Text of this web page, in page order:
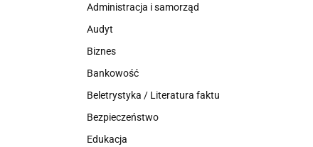
Administracja i samorząd
Audyt
Biznes
Bankowość
Beletrystyka / Literatura faktu
Bezpieczeństwo
Edukacja